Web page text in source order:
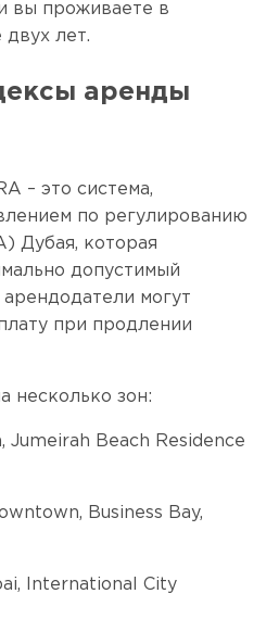
вы проживаете в
лет.
аренды
– это система,
по регулированию
Дубая, которая
допустимый
могут
при продлении
несколько зон:
Jumeirah Beach Residence
Business Bay,
International City